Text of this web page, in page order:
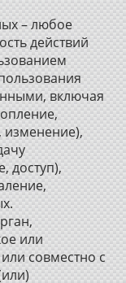
– любое
действий
включая
изменение),
доступ),
или
совместно с